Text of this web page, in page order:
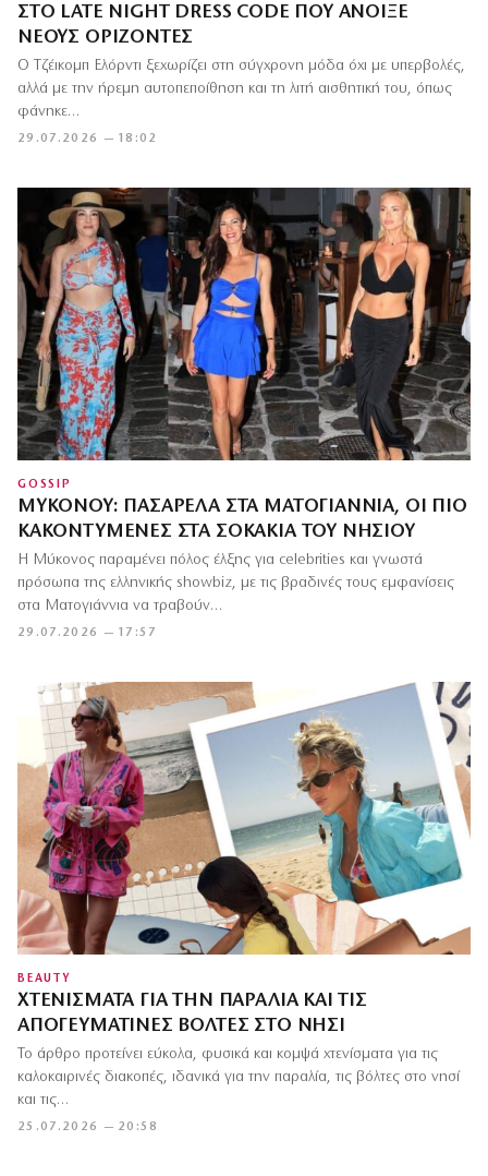
ΣΤΟ LATE NIGHT DRESS CODE ΠΟΥ ΆΝΟΙΞΕ
ΝΈΟΥΣ ΟΡΊΖΟΝΤΕΣ
29.07.2026 — 18:02
Ο Τζέικομπ Ελόρντι ξεχωρίζει στη σύγχρονη μόδα όχι με υπερβολές,
αλλά με την ήρεμη αυτοπεποίθηση και τη λιτή αισθητική του, όπως
φάνηκε…
GOSSIP
ΜΥΚΌΝΟΥ: ΠΑΣΑΡΈΛΑ ΣΤΑ ΜΑΤΟΓΙΆΝΝΙΑ, ΟΙ ΠΙΟ
ΚΑΚΟΝΤΥΜΈΝΕΣ ΣΤΑ ΣΟΚΆΚΙΑ ΤΟΥ ΝΗΣΙΟΎ
29.07.2026 — 17:57
Η Μύκονος παραμένει πόλος έλξης για celebrities και γνωστά
πρόσωπα της ελληνικής showbiz, με τις βραδινές τους εμφανίσεις
στα Ματογιάννια να τραβούν…
BEAUTY
ΧΤΕΝΊΣΜΑΤΑ ΓΙΑ ΤΗΝ ΠΑΡΑΛΊΑ ΚΑΙ ΤΙΣ
ΑΠΟΓΕΥΜΑΤΙΝΈΣ ΒΌΛΤΕΣ ΣΤΟ ΝΗΣΊ
25.07.2026 — 20:58
Το άρθρο προτείνει εύκολα, φυσικά και κομψά χτενίσματα για τις
καλοκαιρινές διακοπές, ιδανικά για την παραλία, τις βόλτες στο νησί
και τις…